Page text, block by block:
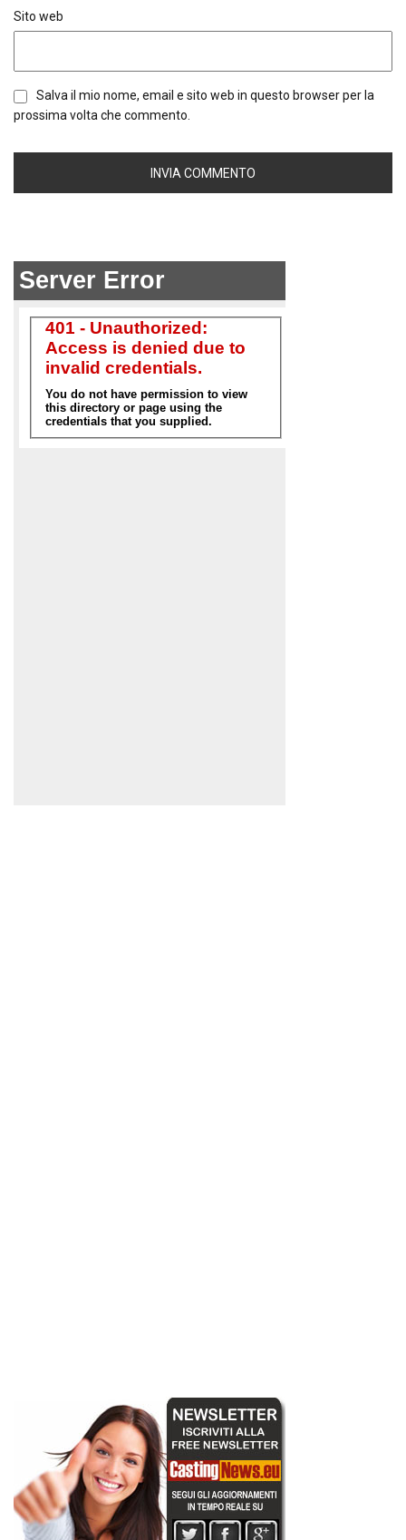
Sito web
Salva il mio nome, email e sito web in questo browser per la
prossima volta che commento.